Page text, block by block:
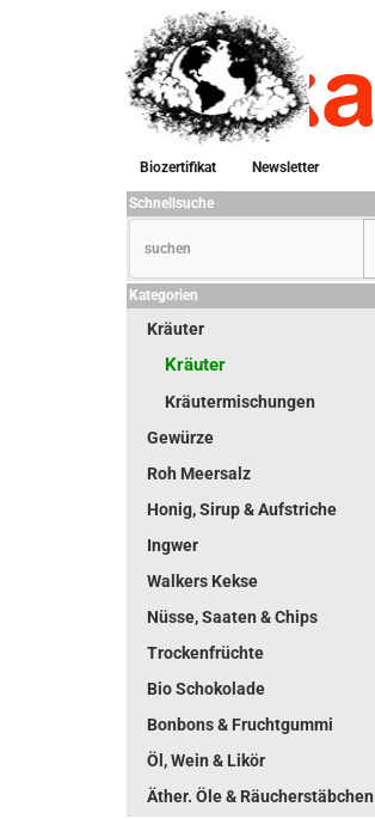
Biozertifikat
Newsletter
Schnellsuche
Kategorien
Kräuter
Kräuter
Kräutermischungen
Gewürze
Roh Meersalz
Honig, Sirup & Aufstriche
Ingwer
Walkers Kekse
Nüsse, Saaten & Chips
Trockenfrüchte
Bio Schokolade
Bonbons & Fruchtgummi
Öl, Wein & Likör
Äther. Öle & Räucherstäbchen